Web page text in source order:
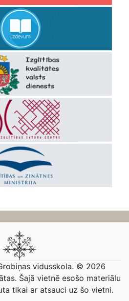
vidusskola. © 2026
Šajā vietnē esošo materiālu
tikai ar atsauci uz šo vietni.